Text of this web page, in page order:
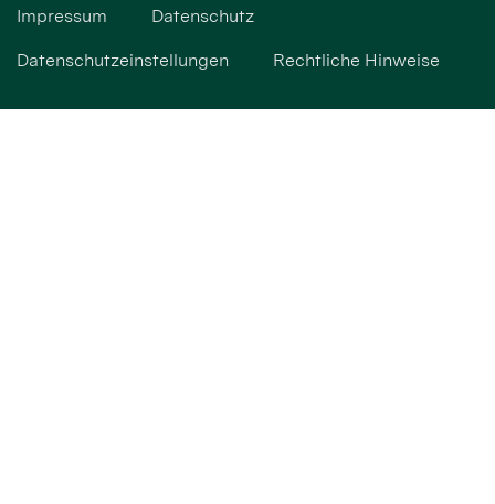
Impressum Datenschutz
Datenschutzeinstellungen Rechtliche Hinweise